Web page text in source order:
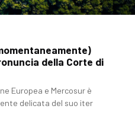
della Corte di
Europea e Mercosur è
delicata del suo iter